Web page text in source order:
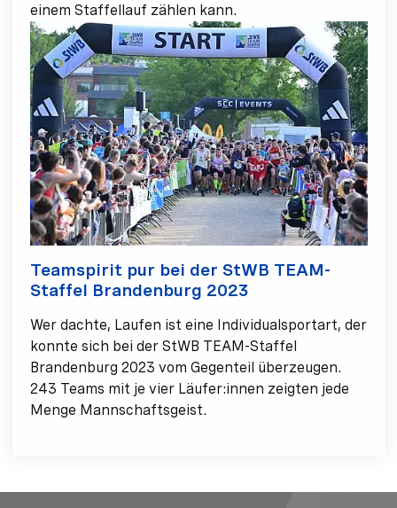
einem Staffellauf zählen kann.
Teamspirit pur bei der StWB TEAM-
Staffel Brandenburg 2023
Wer dachte, Laufen ist eine Individualsportart, der
konnte sich bei der StWB TEAM-Staffel
Brandenburg 2023 vom Gegenteil überzeugen.
243 Teams mit je vier Läufer:innen zeigten jede
Menge Mannschaftsgeist.